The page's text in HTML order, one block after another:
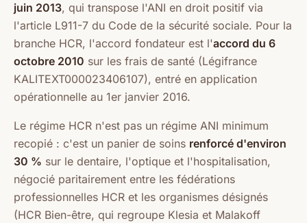
juin 2013, qui transpose l'ANI en droit positif via
l'article L911-7 du Code de la sécurité sociale. Pour la
branche HCR, l'accord fondateur est l'accord du 6
octobre 2010 sur les frais de santé (Légifrance
KALITEXT000023406107), entré en application
opérationnelle au 1er janvier 2016.
Le régime HCR n'est pas un régime ANI minimum
recopié : c'est un panier de soins renforcé d'environ
30 % sur le dentaire, l'optique et l'hospitalisation,
négocié paritairement entre les fédérations
professionnelles HCR et les organismes désignés
(HCR Bien-être, qui regroupe Klesia et Malakoff